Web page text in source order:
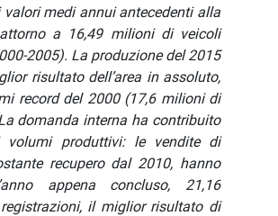
medi annui antecedenti alla
a 16,49 milioni di veicoli
2005). La produzione del 2015
risultato dell’area in assoluto,
record del 2000 (17,6 milioni di
domanda interna ha contribuito
volumi produttivi: le vendite di
recupero dal 2010, hanno
appena concluso, 21,16
il miglior risultato di